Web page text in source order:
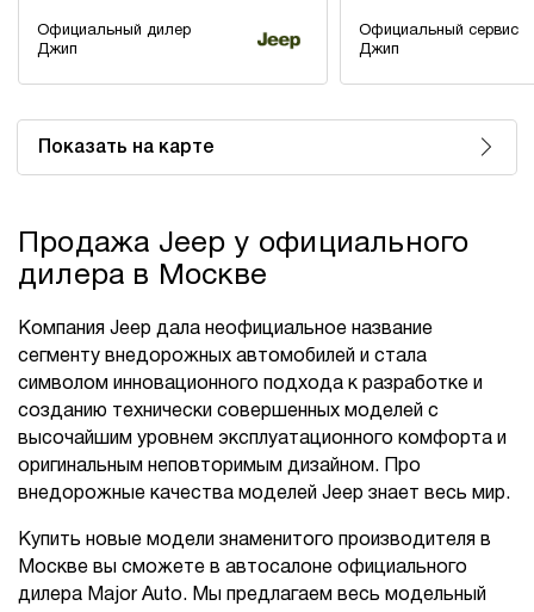
Показать на карте
Официальный дилер
Джип
Официальный сервис
Джип
Продажа Jeep у официального
дилера в Москве
Компания Jeep дала неофициальное название
сегменту внедорожных автомобилей и стала
символом инновационного подхода к разработке и
созданию технически совершенных моделей с
высочайшим уровнем эксплуатационного комфорта и
оригинальным неповторимым дизайном. Про
внедорожные качества моделей Jeep знает весь мир.
Купить новые модели знаменитого производителя в
Москве вы сможете в автосалоне официального
дилера Major Auto. Мы предлагаем весь модельный